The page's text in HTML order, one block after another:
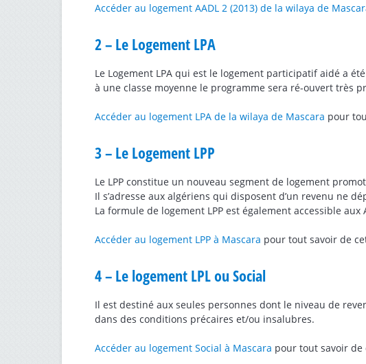
Accéder au logement AADL 2 (2013) de la wilaya de
2 – Le Logement LPA
Le Logement LPA qui est le logement participatif aidé a
à une classe moyenne le programme sera ré-ouvert très
Accéder au logement LPA de la wilaya de Mascara pour
3 – Le Logement LPP
Le LPP constitue un nouveau segment de logement
Il s’adresse aux algériens qui disposent d’un revenu ne
La formule de logement LPP est également accessible
Accéder au logement LPP à Mascara pour tout savoir de
4 – Le logement LPL ou Social
Il est destiné aux seules personnes dont le niveau de
dans des conditions précaires et/ou insalubres.
Accéder au logement Social à Mascara pour tout savoir de